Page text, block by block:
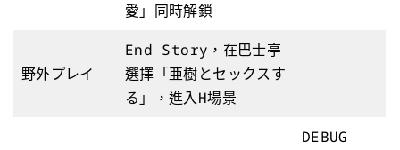
愛」同時解鎖
野外プレイ
End Story，在巴士亭
選擇「亜樹とセックスす
る」，進入H場景
DEBUG